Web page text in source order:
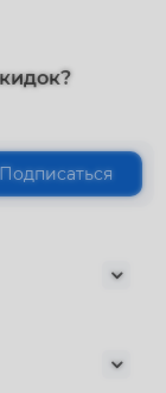
Подписаться